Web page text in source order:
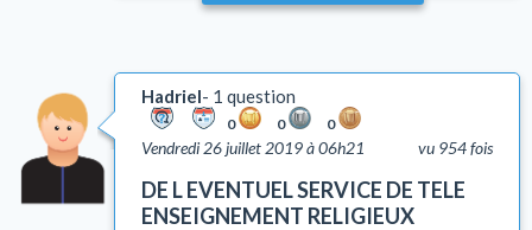
Hadriel 1 question
0 0 0
vu 954 fois
Vendredi 26 juillet 2019 à 06h21
DE L EVENTUEL SERVICE DE TELE
ENSEIGNEMENT RELIGIEUX